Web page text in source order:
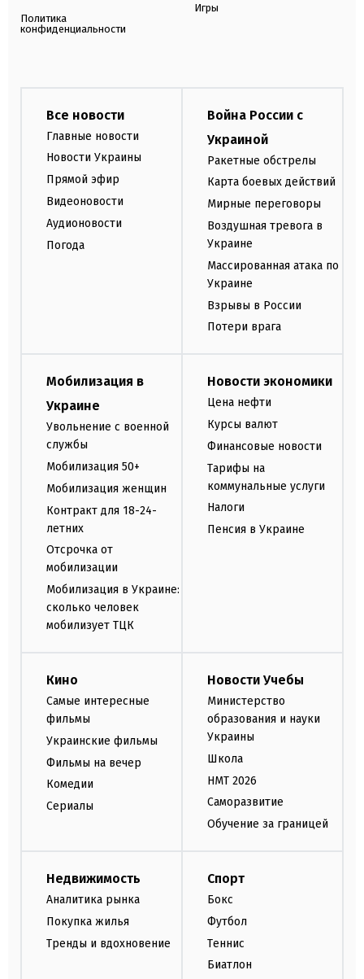
Политика
конфиденциальности
Игры
Все новости
Главные новости
Новости Украины
Прямой эфир
Видеоновости
Аудионовости
Погода
Война России с
Украиной
Ракетные обстрелы
Карта боевых действий
Мирные переговоры
Воздушная тревога в
Украине
Массированная атака по
Украине
Взрывы в России
Потери врага
Мобилизация в
Украине
Увольнение с военной
службы
Мобилизация 50+
Мобилизация женщин
Контракт для 18-24-
летних
Отсрочка от
мобилизации
Мобилизация в Украине:
сколько человек
мобилизует ТЦК
Новости экономики
Цена нефти
Курсы валют
Финансовые новости
Тарифы на
коммунальные услуги
Налоги
Пенсия в Украине
Кино
Самые интересные
фильмы
Украинские фильмы
Фильмы на вечер
Комедии
Сериалы
Новости Учебы
Министерство
образования и науки
Украины
Школа
НМТ 2026
Саморазвитие
Обучение за границей
Недвижимость
Аналитика рынка
Покупка жилья
Тренды и вдохновение
Спорт
Бокс
Футбол
Теннис
Биатлон